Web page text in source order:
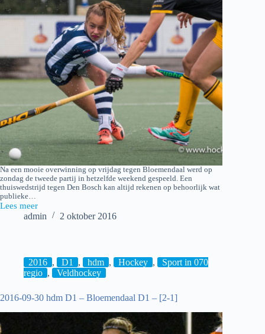
Na een mooie overwinning op vrijdag tegen Bloemendaal werd op
zondag de tweede partij in hetzelfde weekend gespeeld. Een
thuiswedstrijd tegen Den Bosch kan altijd rekenen op behoorlijk wat
publieke…
Lees meer
2016-
[1-
4]
admin 2 oktober 2016
2016 , D1 , hdm , Hockey ,
Sport in 070
regio , Veldhockey
2016-09-30 hdm D1 – Bloemendaal D1 – [2-1]